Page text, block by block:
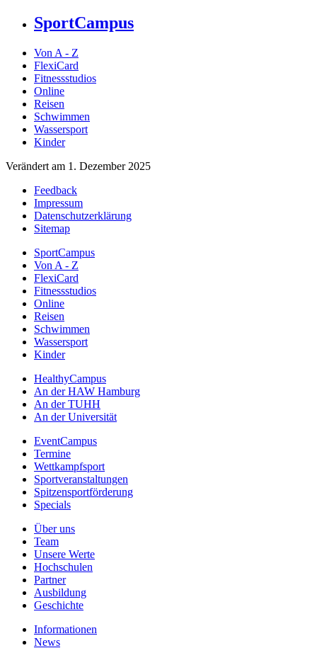
SportCampus
Von A - Z
FlexiCard
Fitnessstudios
Online
Reisen
Schwimmen
Wassersport
Kinder
Verändert am 1. Dezember 2025
Feedback
Impressum
Datenschutzerklärung
Sitemap
SportCampus
Von A - Z
FlexiCard
Fitnessstudios
Online
Reisen
Schwimmen
Wassersport
Kinder
HealthyCampus
An der HAW Hamburg
An der TUHH
An der Universität
EventCampus
Termine
Wettkampfsport
Sportveranstaltungen
Spitzensportförderung
Specials
Über uns
Team
Unsere Werte
Hochschulen
Partner
Ausbildung
Geschichte
Informationen
News